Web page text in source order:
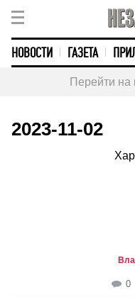
НОВОСТИ ГАЗЕТА
Перейти на
2023-11-02
0